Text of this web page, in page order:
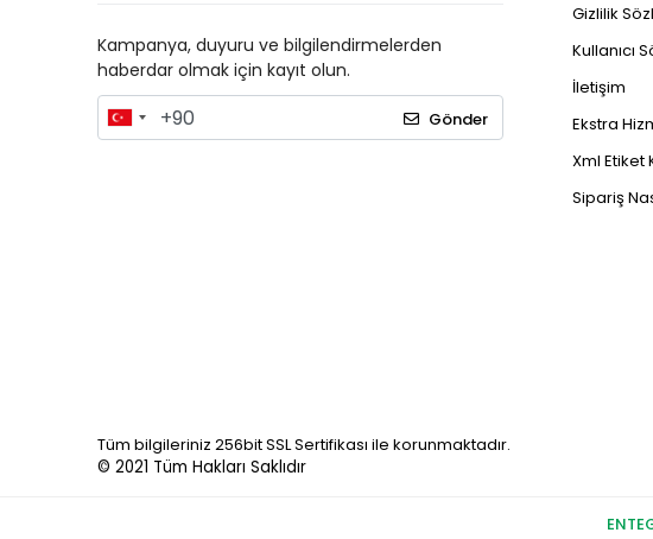
Kampanya, duyuru ve bilgilendirmelerden
haberdar olmak için kayıt olun.
Gönder
Gizlilik
Kullanıcı
İletişim
Ekstra
Xml Etiket
Sipariş
Tüm bilgileriniz 256bit SSL Sertifikası ile korunmaktadır.
© 2021 Tüm Hakları Saklıdır